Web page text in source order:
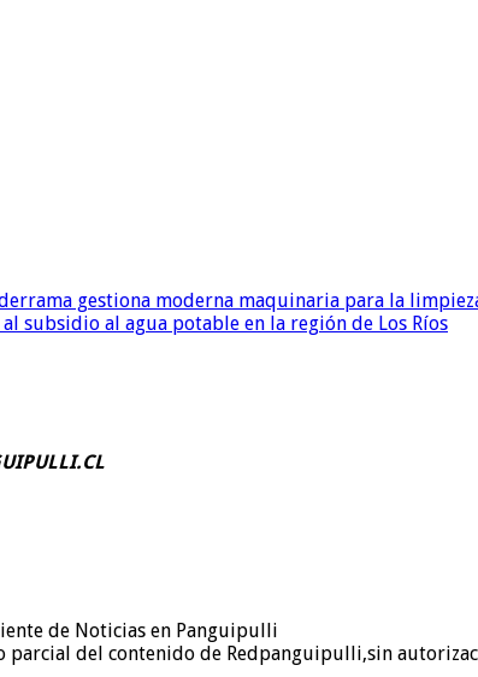
gestiona moderna maquinaria para la
subsidio al agua potable en la región de Los Ríos
de Noticias en Panguipulli
parcial del contenido de Redpanguipulli,sin